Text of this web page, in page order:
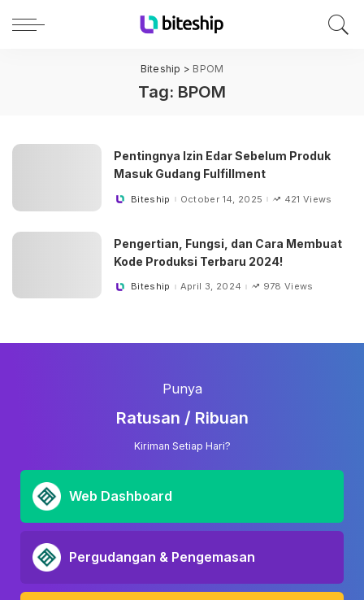
Biteship > BPOM
Tag: BPOM
Pentingnya Izin Edar Sebelum Produk
Masuk Gudang Fulfillment
PostedBiteship October 14, 2025 421 Views
Pengertian, Fungsi, dan Cara Membuat
Kode Produksi Terbaru 2024!
PostedBiteship April 3, 2024 978 Views
Punya
Ratusan / Ribuan
Kiriman Setiap Hari?
Web Dashboard
Pergudangan & Pengemasan